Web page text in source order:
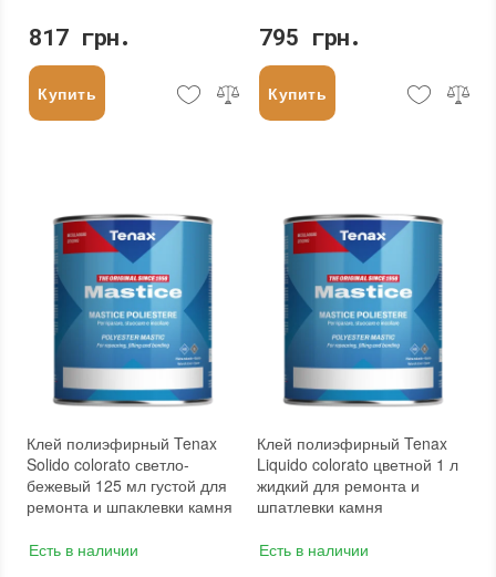
817 грн.
Купить
795 грн.
Купить
Клей полиэфирный Tenax
Solido colorato светло-
бежевый 125 мл густой для
ремонта и шпаклевки камня
Есть в наличии
Клей полиэфирный Tenax
Liquido colorato цветной 1 л
жидкий для ремонта и
шпатлевки камня
Есть в наличии